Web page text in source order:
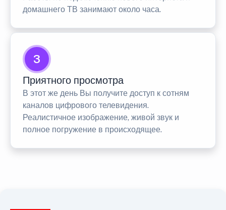
домашнего ТВ занимают около часа.
3
Приятного просмотра
В этот же день Вы получите доступ к сотням
каналов цифрового телевидения.
Реалистичное изображение, живой звук и
полное погружение в происходящее.